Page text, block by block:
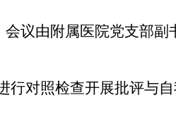
会议由附属医院党支部副
行对照检查开展批评与